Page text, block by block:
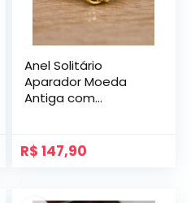
Anel Solitário
Aparador Moeda
Antiga com
R$ 147,90